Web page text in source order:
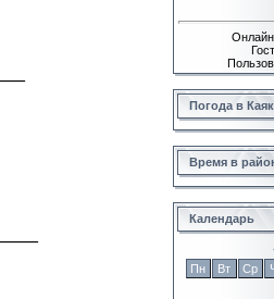
Погода в
Время в
Календарь
Пн
Вт Ср